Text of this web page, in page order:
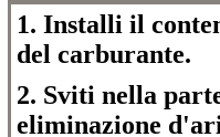
1. Installi il
del carburante.
2. Sviti nella
eliminazione